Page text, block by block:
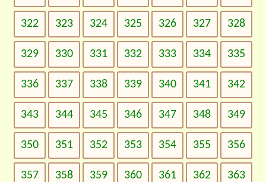
322 323 324 325 326 327 328
329 330 331 332 333 334 335
336 337 338 339 340 341 342
343 344 345 346 347 348 349
350 351 352 353 354 355 356
357 358 359 360 361 362 363